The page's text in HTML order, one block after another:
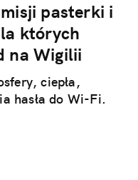
pasterki i
których
na Wigilii
ciepła,
hasła do Wi-Fi.